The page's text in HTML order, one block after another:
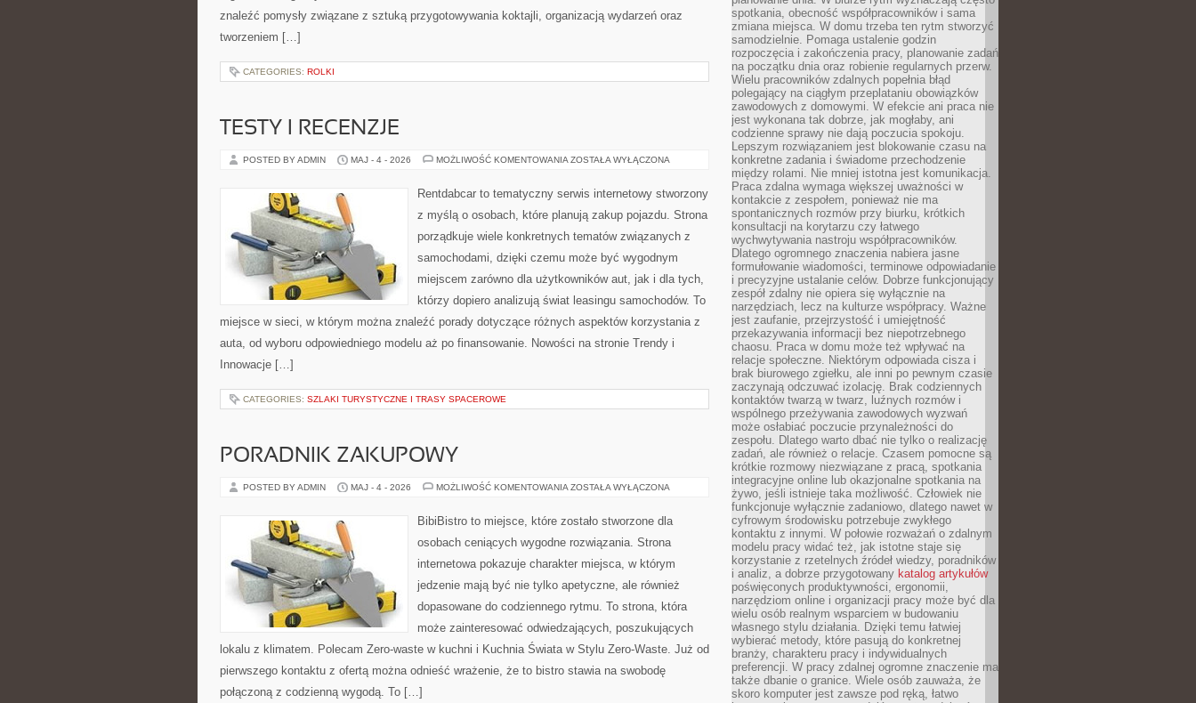
znaleźć pomysły związane z sztuką przygotowywania koktajli, organizacją wydarzeń oraz
tworzeniem […]
CATEGORIES: ROLKI
TESTY I RECENZJE
POSTED BY ADMIN MAJ - 4 - 2026 MOŻLIWOŚĆ KOMENTOWANIA TESTY
ZOSTAŁA WYŁĄCZONA
Rentdabcar to tematyczny serwis internetowy stworzony
z myślą o osobach, które planują zakup pojazdu. Strona
porządkuje wiele konkretnych tematów związanych z
samochodami, dzięki czemu może być wygodnym
miejscem zarówno dla użytkowników aut, jak i dla tych,
którzy dopiero analizują świat leasingu samochodów. To
miejsce w sieci, w którym można znaleźć porady dotyczące różnych aspektów korzystania z
auta, od wyboru odpowiedniego modelu aż po finansowanie. Nowości na stronie Trendy i
Innowacje […]
CATEGORIES: SZLAKI TURYSTYCZNE I TRASY SPACEROWE
PORADNIK ZAKUPOWY
POSTED BY ADMIN MAJ - 4 - 2026 MOŻLIWOŚĆ KOMENTOWANIA PORADNIK
ZOSTAŁA WYŁĄCZONA
BibiBistro to miejsce, które zostało stworzone dla
osobach ceniących wygodne rozwiązania. Strona
internetowa pokazuje charakter miejsca, w którym
jedzenie mają być nie tylko apetyczne, ale również
dopasowane do codziennego rytmu. To strona, która
może zainteresować odwiedzających, poszukujących
lokalu z klimatem. Polecam Zero-waste w kuchni i Kuchnia Świata w Stylu Zero-Waste. Już od
pierwszego kontaktu z ofertą można odnieść wrażenie, że to bistro stawia na swobodę
połączoną z codzienną wygodą. To […]
spotkania, obecność współpracowników i sama
zmiana miejsca. W domu trzeba ten rytm stworzyć
samodzielnie. Pomaga ustalenie godzin
rozpoczęcia i zakończenia pracy, planowanie zadań
na początku dnia oraz robienie regularnych przerw.
Wielu pracowników zdalnych popełnia błąd
polegający na ciągłym przeplataniu obowiązków
zawodowych z domowymi. W efekcie ani praca nie
jest wykonana tak dobrze, jak mogłaby, ani
codzienne sprawy nie dają poczucia spokoju.
Lepszym rozwiązaniem jest blokowanie czasu na
konkretne zadania i świadome przechodzenie
między rolami. Nie mniej istotna jest komunikacja.
Praca zdalna wymaga większej uważności w
kontakcie z zespołem, ponieważ nie ma
spontanicznych rozmów przy biurku, krótkich
konsultacji na korytarzu czy łatwego
wychwytywania nastroju współpracowników.
Dlatego ogromnego znaczenia nabiera jasne
formułowanie wiadomości, terminowe odpowiadanie
i precyzyjne ustalanie celów. Dobrze funkcjonujący
zespół zdalny nie opiera się wyłącznie na
narzędziach, lecz na kulturze współpracy. Ważne
jest zaufanie, przejrzystość i umiejętność
przekazywania informacji bez niepotrzebnego
chaosu. Praca w domu może też wpływać na
relacje społeczne. Niektórym odpowiada cisza i
brak biurowego zgiełku, ale inni po pewnym czasie
zaczynają odczuwać izolację. Brak codziennych
kontaktów twarzą w twarz, luźnych rozmów i
wspólnego przeżywania zawodowych wyzwań
może osłabiać poczucie przynależności do
zespołu. Dlatego warto dbać nie tylko o realizację
zadań, ale również o relacje. Czasem pomocne są
krótkie rozmowy niezwiązane z pracą, spotkania
integracyjne online lub okazjonalne spotkania na
żywo, jeśli istnieje taka możliwość. Człowiek nie
funkcjonuje wyłącznie zadaniowo, dlatego nawet w
cyfrowym środowisku potrzebuje zwykłego
kontaktu z innymi. W połowie rozważań o zdalnym
modelu pracy widać też, jak istotne staje się
korzystanie z rzetelnych źródeł wiedzy, poradników
i analiz, a dobrze przygotowany katalog artykułów
poświęconych produktywności, ergonomii,
narzędziom online i organizacji pracy może być dla
wielu osób realnym wsparciem w budowaniu
własnego stylu działania. Dzięki temu łatwiej
wybierać metody, które pasują do konkretnej
branży, charakteru pracy i indywidualnych
preferencji. W pracy zdalnej ogromne znaczenie ma
także dbanie o granice. Wiele osób zauważa, że
skoro komputer jest zawsze pod ręką, łatwo